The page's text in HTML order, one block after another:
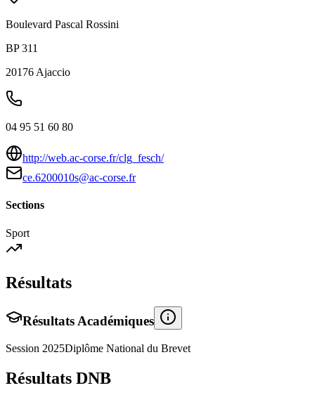
Boulevard Pascal Rossini
BP 311
20176 Ajaccio
04 95 51 60 80
http://web.ac-corse.fr/clg_fesch/
ce.6200010s@ac-corse.fr
Sections
Sport
Résultats
Résultats Académiques
Session 2025Diplôme National du Brevet
Résultats DNB